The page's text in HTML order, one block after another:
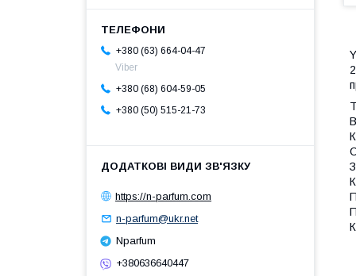
+380 (63) 664-04-47
Viber
+380 (68) 604-59-05
+380 (50) 515-21-73
https://n-parfum.com
n-parfum@ukr.net
Nparfum
+380636640447